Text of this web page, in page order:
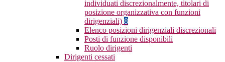
individuati discrezionalmente, titolari di
posizione organizzativa con funzioni
dirigenziali) 8
Elenco posizioni dirigenziali discrezionali
Posti di funzione disponibili
Ruolo dirigenti
Dirigenti cessati